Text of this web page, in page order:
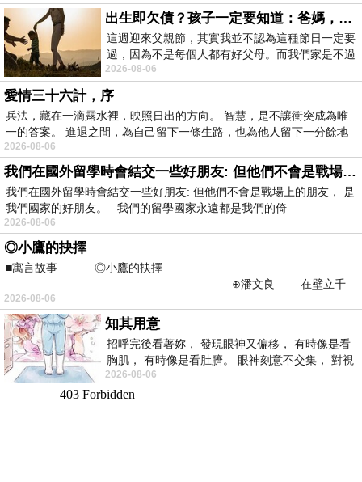
出生即欠債？孩子一定要知道：爸媽，其實我不欠你們
這週迎來父親節，其實我並不認為這種節日一定要
過，因為不是每個人都有好父母。而我們家是不過
節的，平時也沒什麼儀式感，生活趨近冷
2026-08-06
愛情三十六計，序
兵法，藏在一滴露水裡，映照日出的方向。 智慧，是不讓衝突成為唯
一的答案。 進退之間，為自己留下一條生路，也為他人留下一分餘地
2026-08-06
我們在國外留學時會結交一些好朋友: 但他們不會是戰場上的朋友
我們在國外留學時會結交一些好朋友: 但他們不會是戰場上的朋友， 是
我們國家的好朋友。 我們的留學國家永遠都是我們的倚
2026-08-06
◎小鷹的抉擇
■寓言故事 ◎小鷹的抉擇
⊕潘文良 在壁立千
仞的懸崖上，有一座遮天蔽
2026-08-06
知其用意
招呼完後看著妳， 發現眼神又偏移， 有時像是看
胸肌， 有時像是看肚臍。 眼神刻意不交集， 對視
視線不對齊， 讓我很難不
2026-08-06